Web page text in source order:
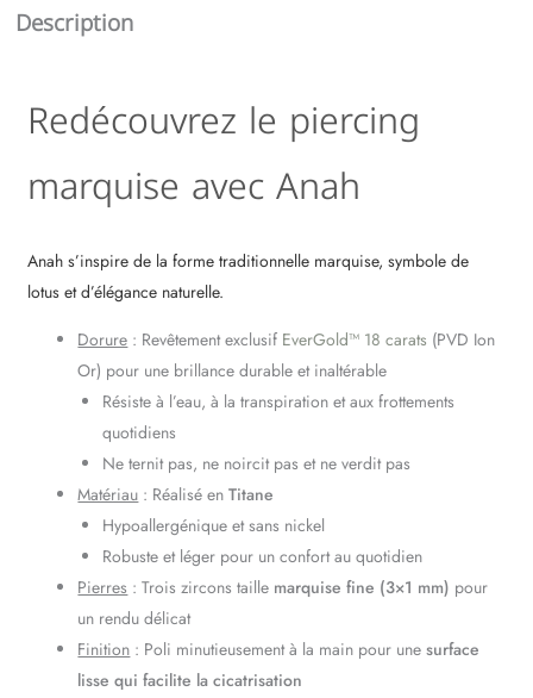
Description
Redécouvrez le piercing
marquise avec Anah
Anah s’inspire de la forme traditionnelle marquise, symbole de
lotus et d’élégance naturelle.
Dorure : Revêtement exclusif EverGold™ 18 carats (PVD Ion
Or) pour une brillance durable et inaltérable
Résiste à l’eau, à la transpiration et aux frottements
quotidiens
Ne ternit pas, ne noircit pas et ne verdit pas
Matériau : Réalisé enTitane
Hypoallergénique et sans nickel
Robuste et léger pour un confort au quotidien
Pierres : Trois zircons taille marquise fine (3×1 mm) pour
un rendu délicat
Finition : Poli minutieusement à la main pour unesurface
lisse qui facilite la cicatrisation